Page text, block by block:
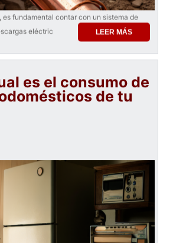
es fundamental contar con un sistema de
eléctric
LEER MÁS
es el consumo de
de tu